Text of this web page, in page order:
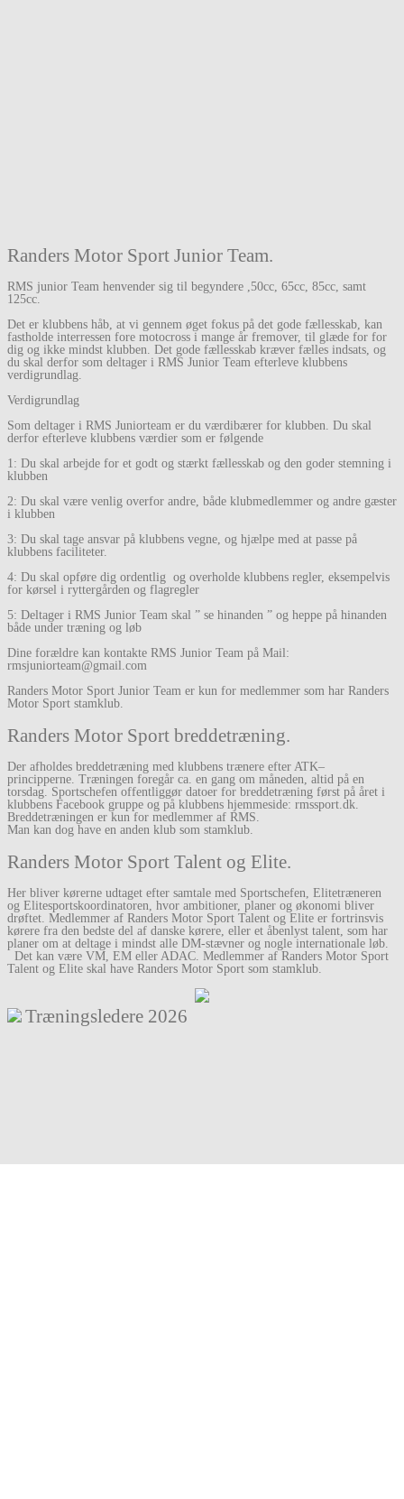
Randers Motor Sport Junior Team.
RMS junior Team henvender sig til begyndere ,50cc, 65cc, 85cc, samt
125cc.
Det er klubbens håb, at vi gennem øget fokus på det gode fællesskab, kan
fastholde interressen fore motocross i mange år fremover, til glæde for for
dig og ikke mindst klubben. Det gode fællesskab kræver fælles indsats, og
du skal derfor som deltager i RMS Junior Team efterleve klubbens
verdigrundlag.
Verdigrundlag
Som deltager i RMS Juniorteam er du værdibærer for klubben. Du skal
derfor efterleve klubbens værdier som er følgende
1: Du skal arbejde for et godt og stærkt fællesskab og den goder stemning i
klubben
2: Du skal være venlig overfor andre, både klubmedlemmer og andre gæster
i klubben
3: Du skal tage ansvar på klubbens vegne, og hjælpe med at passe på
klubbens faciliteter.
4: Du skal opføre dig ordentlig og overholde klubbens regler, eksempelvis
for kørsel i ryttergården og flagregler
5: Deltager i RMS Junior Team skal ” se hinanden ” og heppe på hinanden
både under træning og løb
Dine forældre kan kontakte RMS Junior Team på Mail:
rmsjuniorteam@gmail.com
Randers Motor Sport Junior Team er kun for medlemmer som har Randers
Motor Sport stamklub.
Randers Motor Sport breddetræning.
Der afholdes breddetræning med klubbens trænere efter ATK–
principperne. Træningen foregår ca. en gang om måneden, altid på en
torsdag. Sportschefen offentliggør datoer for breddetræning først på året i
klubbens Facebook gruppe og på klubbens hjemmeside: rmssport.dk.
Breddetræningen er kun for medlemmer af RMS.
Man kan dog have en anden klub som stamklub.
Randers Motor Sport Talent og Elite.
Her bliver kørerne udtaget efter samtale med Sportschefen, Elitetræneren
og Elitesportskoordinatoren, hvor ambitioner, planer og økonomi bliver
drøftet. Medlemmer af Randers Motor Sport Talent og Elite er fortrinsvis
kørere fra den bedste del af danske kørere, eller et åbenlyst talent, som har
planer om at deltage i mindst alle DM-stævner og nogle internationale løb.
Det kan være VM, EM eller ADAC. Medlemmer af Randers Motor Sport
Talent og Elite skal have Randers Motor Sport som stamklub.
Træningsledere 2026